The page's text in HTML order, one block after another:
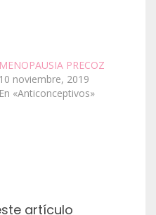
MENOPAUSIA PRECOZ
10 noviembre, 2019
En «Anticonceptivos»
artículo